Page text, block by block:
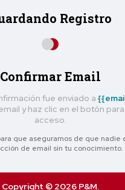
Registro
Confirmar Email
fue enviado a
y haz clic en el botón
acceso.
que asegurarnos de que
de email sin tu conocimiento.
Copyright © 2026 P&M.